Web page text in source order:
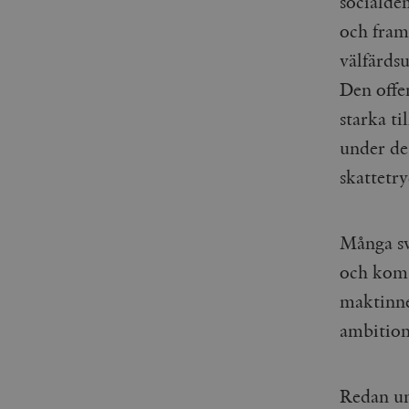
och
Den
starka
under
Många
och
Redan